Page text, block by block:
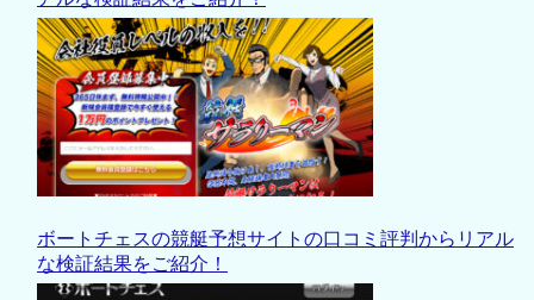
ボートチェスの競艇予想サイトの口コミ評判からリアル
な検証結果をご紹介！